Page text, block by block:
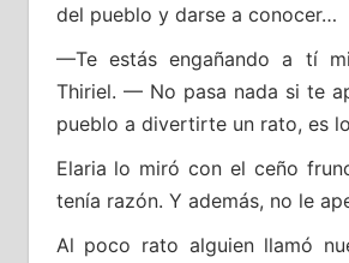
del pueblo y darse a conocer…
—Te estás engañando a tí
Thiriel. — No pasa nada si te
pueblo a divertirte un rato, es
Elaria lo miró con el ceño
tenía razón. Y además, no le
Al poco rato alguien llamó